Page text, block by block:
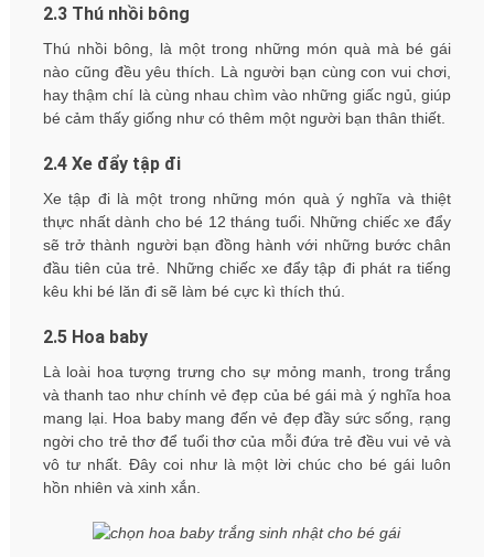
2.3 Thú nhồi bông
Thú nhồi bông, là một trong những món quà mà bé gái
nào cũng đều yêu thích. Là người bạn cùng con vui chơi,
hay thậm chí là cùng nhau chìm vào những giấc ngủ, giúp
bé cảm thấy giống như có thêm một người bạn thân thiết.
2.4 Xe đẩy tập đi
Xe tập đi là một trong những món quà ý nghĩa và thiệt
thực nhất dành cho bé 12 tháng tuổi. Những chiếc xe đẩy
sẽ trở thành người bạn đồng hành với những bước chân
đầu tiên của trẻ. Những chiếc xe đẩy tập đi phát ra tiếng
kêu khi bé lăn đi sẽ làm bé cực kì thích thú.
2.5 Hoa baby
Là loài hoa tượng trưng cho sự mỏng manh, trong trắng
và thanh tao như chính vẻ đẹp của bé gái mà ý nghĩa hoa
mang lại. Hoa baby mang đến vẻ đẹp đầy sức sống, rạng
ngời cho trẻ thơ để tuổi thơ của mỗi đứa trẻ đều vui vẻ và
vô tư nhất. Đây coi như là một lời chúc cho bé gái luôn
hồn nhiên và xinh xắn.